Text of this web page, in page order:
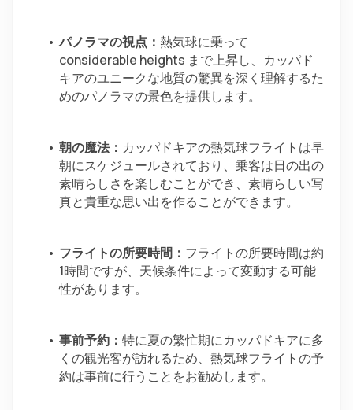
パノラマの視点： 熱気球に乗って
considerable heights まで上昇し、カッパド
キアのユニークな地質の驚異を深く理解するた
めのパノラマの景色を提供します。
朝の魔法： カッパドキアの熱気球フライトは早
朝にスケジュールされており、乗客は日の出の
素晴らしさを楽しむことができ、素晴らしい写
真と貴重な思い出を作ることができます。
フライトの所要時間： フライトの所要時間は約
1時間ですが、天候条件によって変動する可能
性があります。
事前予約： 特に夏の繁忙期にカッパドキアに多
くの観光客が訪れるため、熱気球フライトの予
約は事前に行うことをお勧めします。